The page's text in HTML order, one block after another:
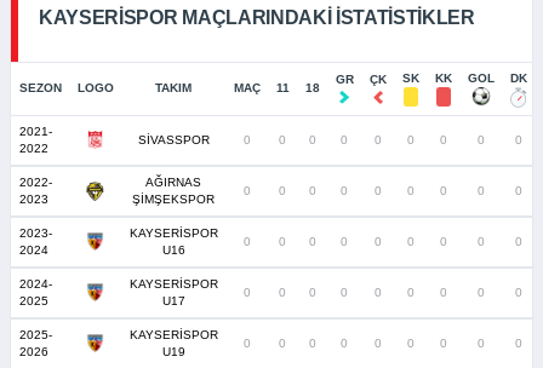
KAYSERISPOR MAÇLARINDAKI İSTATISTIKLER
SEZON LOGO TAKIM MAÇ 11 18
GR ÇK SK KK GOL DK
2021-
2022
SİVASSPOR 0 0 0 0 0 0 0 0 0
2022-
2023
AĞIRNAS
ŞİMŞEKSPOR
0 0 0 0 0 0 0 0 0
2023-
2024
KAYSERİSPOR
U16
0 0 0 0 0 0 0 0 0
2024-
2025
KAYSERİSPOR
U17
0 0 0 0 0 0 0 0 0
2025-
2026
KAYSERİSPOR
U19
0 0 0 0 0 0 0 0 0